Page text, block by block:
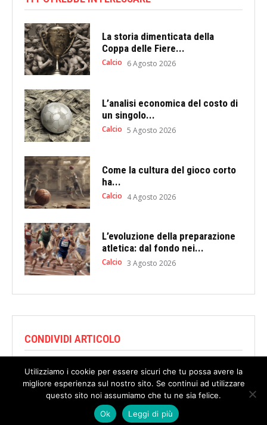
La storia dimenticata della
Coppa delle Fiere...
Calcio 6 Agosto 2026
L’analisi economica del costo di
un singolo...
Calcio 5 Agosto 2026
Come la cultura del gioco corto
ha...
Calcio 4 Agosto 2026
L’evoluzione della preparazione
atletica: dal fondo nei...
Calcio 3 Agosto 2026
CONDIVIDI ARTICOLO
Utilizziamo i cookie per essere sicuri che tu possa avere la
migliore esperienza sul nostro sito. Se continui ad utilizzare
questo sito noi assumiamo che tu ne sia felice.
Ok
Leggi di più